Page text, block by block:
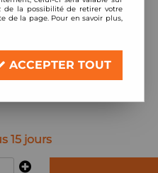
filetés BC Racing
15 jours
de la possibilité de retirer votre
la page. Pour en savoir plus,
ACCEPTER TOUT